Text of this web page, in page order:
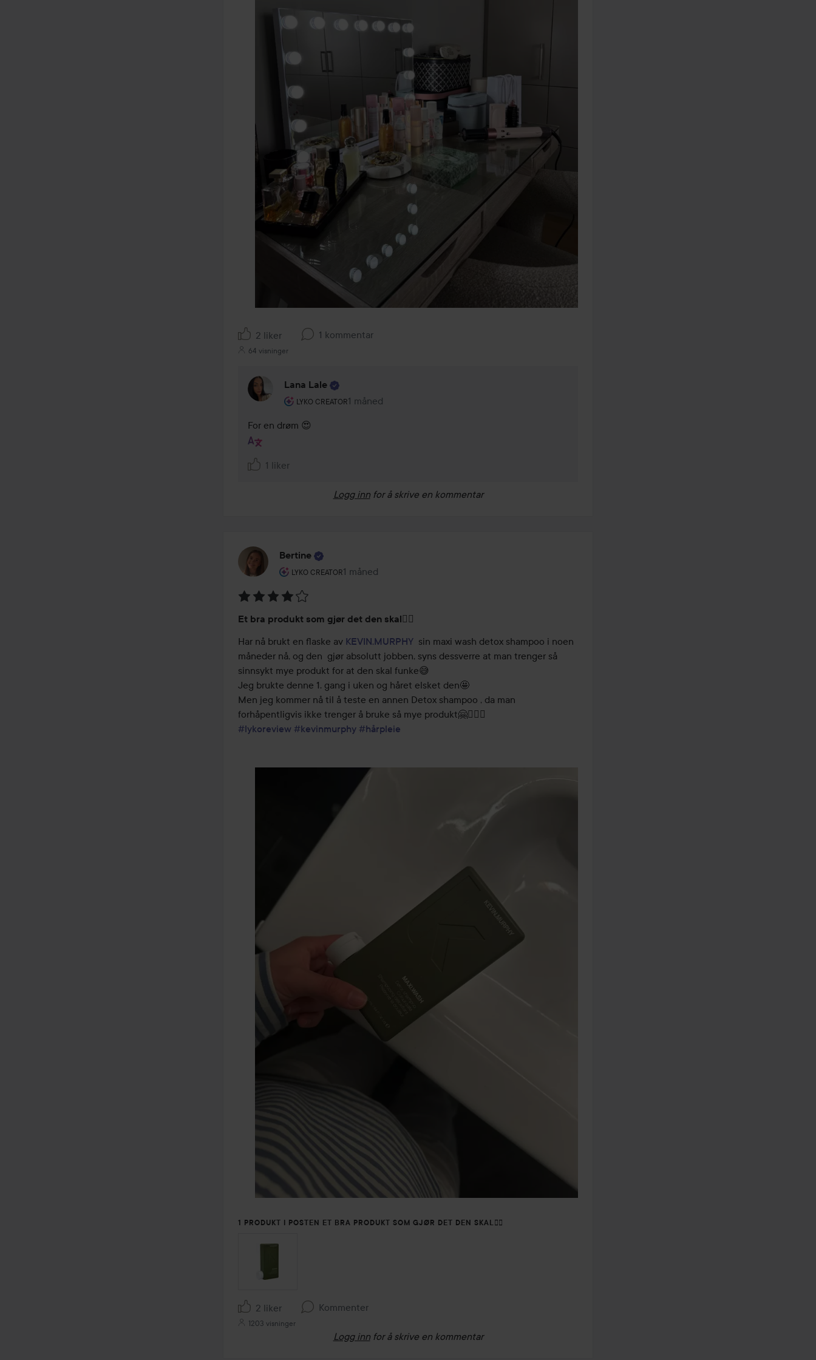
2 liker 1 kommentar
64 visninger
Lana Lale
LYKO CREATOR
Brukerens rolle: Lyko Creator.
1 måned
Kommentaren lades 1 måned
For en drøm 😍
1 liker
Logg inn for å skrive en kommentar
Bertine
LYKO CREATOR
Brukerens rolle: Lyko Creator.
1 måned
Innlegget ble opprettet 1 måned
4
av
5
Et bra produkt som gjør det den skal💆‍♀️
Har nå brukt en flaske av KEVIN.MURPHY
  sin maxi wash detox shampoo i noen
måneder nå, og den  gjør absolutt jobben, syns dessverre at man trenger så
sinnsykt mye produkt for at den skal funke😅
Jeg brukte denne 1. gang i uken og håret elsket den🤩
Men jeg kommer nå til å teste en annen Detox shampoo , da man
#lykoreview #kevinmurphy #hårpleie
1 PRODUKT I POSTEN ET BRA PRODUKT SOM GJØR DET DEN SKAL💆‍♀️
2 liker Kommenter
1203 visninger
Logg inn for å skrive en kommentar